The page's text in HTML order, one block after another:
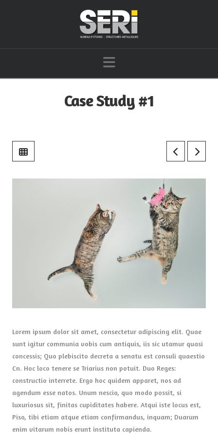
Navigation
Case Study #1
Lorem ipsum dolor sit amet, consectetur adipiscing elit. Quae
sunt igitur communia vobis cum antiquis, iis sic utamur quasi
concessis; Quo plebiscito decreta a senatu est consuli quaestio
Cn. Hoc loco tenere se Triarius non potuit. Duo Reges:
constructio interrete. Ergo hoc quidem apparet, nos ad
agendum esse natos. Unum nescio, quo modo possit, si
luxuriosus sit, finitas cupiditates habere. Atqui iste locus est,
Piso, tibi etiam atque etiam confirmandus, inquam; Duarum
enim vitarum nobis erunt instituta capienda.